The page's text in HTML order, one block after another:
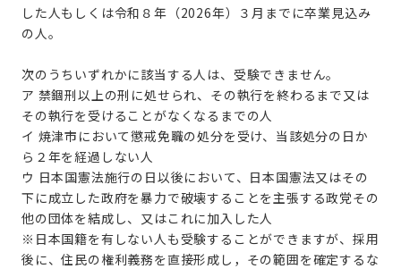
した人もしくは令和８年（2026年）３月までに卒業見込み
の人。
次のうちいずれかに該当する人は、受験できません。
ア 禁錮刑以上の刑に処せられ、その執行を終わるまで又は
その執行を受けることがなくなるまでの人
イ 焼津市において懲戒免職の処分を受け、当該処分の日か
ら２年を経過しない人
ウ 日本国憲法施行の日以後において、日本国憲法又はその
下に成立した政府を暴力で破壊することを主張する政党その
他の団体を結成し、又はこれに加入した人
※日本国籍を有しない人も受験することができますが、採用
後に、住民の権利義務を直接形成し，その範囲を確定するな